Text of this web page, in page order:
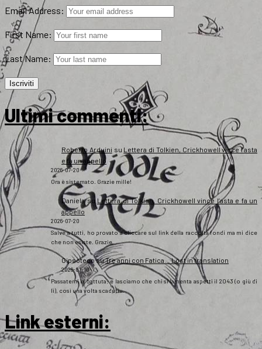
Email Address:
First Name:
Last Name:
Ultimi commenti:
Roberto Arduini su Lettera di Tolkien, Crickhowell vince l’asta
e fa un appello
2026-07-20
Ora è sistemato. Grazie mille!
DanielasuLettera di Tolkien, Crickhowell vince l’asta e fa un
appello
2026-07-20
Salve a tutti, ho provato a cliccare sul link della raccolta fondi ma mi dice
che non esiste. Grazie
GipsotecosuTre anni con Fatica… Lost in translation
2026-07-10
Passatemi la battuta: e lasciamo che chi si lamenta aspetti il 2043 (o giù di
lì), così una volta scaduti…
Link esterni: